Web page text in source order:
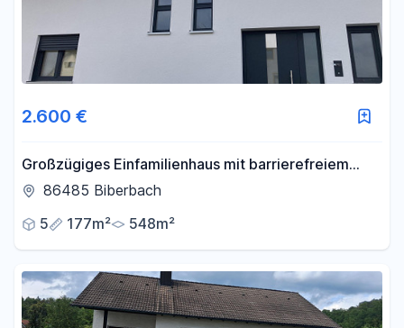
2.600 €
Großzügiges Einfamilienhaus mit barrierefreiem
Zugang
86485 Biberbach
5
177m² 548m²